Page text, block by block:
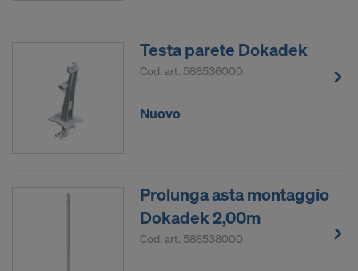
Testa parete Dokadek
Cod. art. 586536000
Nuovo
Prolunga asta montaggio
Dokadek 2,00m
Cod. art. 586538000